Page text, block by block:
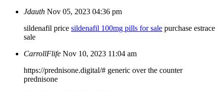
Jdauth Nov 05, 2023 04:36 pm
sildenafil price sildenafil 100mg pills for sale purchase estrace
sale
CarrollFlife Nov 10, 2023 11:04 am
https://prednisone.digital/# generic over the counter
prednisone